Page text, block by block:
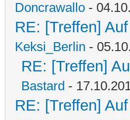
Doncrawallo -
RE: [Treffen]
Keksi_Berlin -
RE: [Treffen]
Bastard -
RE: [Treffen]